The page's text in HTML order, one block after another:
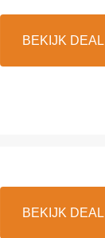
BEKIJK DEAL
BEKIJK DEAL